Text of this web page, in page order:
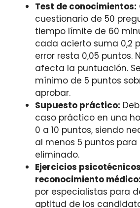
Test de conocimientos:
cuestionario de 50
tiempo límite de 60
cada acierto suma 0,2
error resta 0,05 puntos.
afecta la puntuación.
mínimo de 5 puntos
aprobar.
Supuesto práctico:
caso práctico en una
0 a 10 puntos, siendo
al menos 5 puntos para
eliminado.
Ejercicios
reconocimiento médico:
por especialistas para
aptitud de los